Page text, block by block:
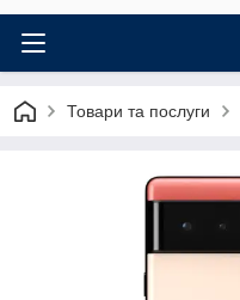
Товари та послуги